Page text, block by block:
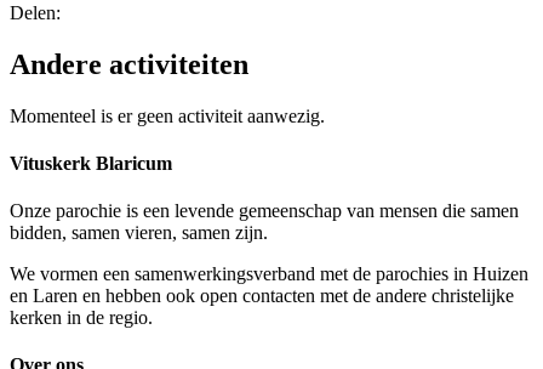
Delen:
Andere activiteiten
Momenteel is er geen activiteit aanwezig.
Vituskerk Blaricum
Onze parochie is een levende gemeenschap van mensen die samen
bidden, samen vieren, samen zijn.
We vormen een samenwerkingsverband met de parochies in Huizen
en Laren en hebben ook open contacten met de andere christelijke
kerken in de regio.